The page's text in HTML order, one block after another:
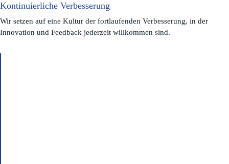
Kontinuierliche Verbesserung
Wir setzen auf eine Kultur der fortlaufenden Verbesserung, in der
Innovation und Feedback jederzeit willkommen sind.